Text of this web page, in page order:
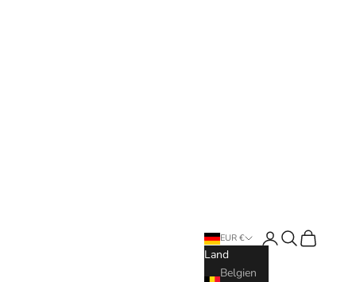
EUR €
Land
Belgien
Anmelden
SuchenWarenkorb